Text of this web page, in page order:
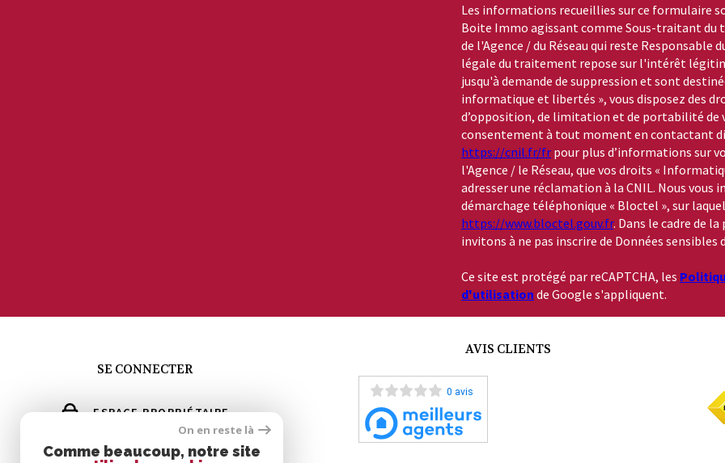
Les informations recueillies sur ce formulaire
Boite Immo agissant comme Sous-traitant
de l'Agence / du Réseau qui reste Responsable
légale du traitement repose sur l'intérêt
jusqu'à demande de suppression et sont
informatique et libertés », vous disposez des
d’opposition, de limitation et de portabilité de
consentement à tout moment en contactant
https://cnil.fr/fr pour plus d’informations sur
l'Agence / le Réseau, que vos droits «
adresser une réclamation à la CNIL. Nous
démarchage téléphonique « Bloctel », sur
https://www.bloctel.gouv.fr. Dans le cadre de
invitons à ne pas inscrire de Données sensibles
Ce site est protégé par reCAPTCHA, les
d'utilisation de Google s'appliquent.
SE CONNECTER
ESPACE PROPRIÉTAIRE
GÉRER MES ALERTES
AVIS CLIENTS
0 avis
On en reste là
Comme beaucoup, notre site